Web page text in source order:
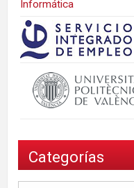
Informática
Categorías